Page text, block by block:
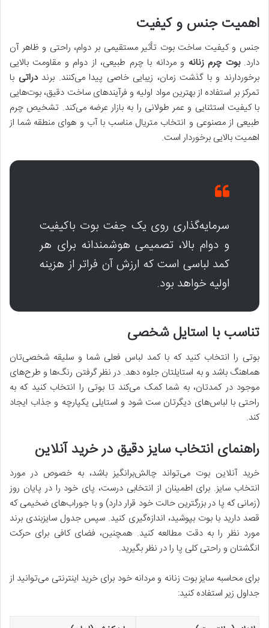
اهمیت جنس و کیفیت
جنس و کیفیت ساخت بوت تأثیر مستقیمی بر دوام، راحتی و ظاهر آن
دارد. بوت چرم زنانه و مردانه با چرم طبیعی، از دوام و مقاومت بالایی
برخوردارند و با گذشت زمان، زیبایی خاصی پیدا می‌کنند. برند دراتی با
تمرکز بر استفاده از بهترین مواد اولیه و فرآیندهای ساخت دقیق، بوت‌هایی
با کیفیت استثنایی و عمر طولانی را به بازار عرضه می‌کند. تشخیص چرم
طبیعی از مصنوعی و انتخاب متریال مناسب با آب و هوای منطقه شما از
اهمیت بالایی برخوردار است.
سرمایه‌گذاری روی یک جفت بوت باکیفیت
و دوام بالا، تصمیمی هوشمندانه برای هر
کمد لباسی است که ارزش آن فراتر از هزینه
اولیه خواهد بود.
تناسب با استایل شخصی
بوتی را انتخاب کنید که با کمد لباس فعلی شما و سلیقه شخصی‌تان
هماهنگ باشد و به استایلتان جلوه دهد. در نظر گرفتن رنگ‌ها و طرح‌های
موجود در کمدتان، به شما کمک می‌کند تا بوتی را انتخاب کنید که به
راحتی با لباس‌های دیگرتان ست شود و استایلی یکپارچه و جذاب ایجاد
کند.
راهنمای انتخاب سایز دقیق در خرید آنلاین
خرید آنلاین بوت می‌تواند چالش‌برانگیز باشد، به خصوص در مورد
انتخاب سایز. برای اطمینان از انتخابی درست، پای خود را در پایان روز
(زمانی که پا در بزرگترین حالت خود قرار دارد) و با جوراب‌های ضخیمی که
قصد دارید با بوت بپوشید، اندازه‌گیری کنید. سپس جدول سایزبندی برند
مورد نظر را به دقت مطالعه کنید. همچنین، فضای کافی برای حرکت
انگشتان و راحتی کلی پا را در نظر بگیرید.
برای محاسبه سایز بوت زنانه و مردانه خود برای خرید اینترنتی می‌توانید از
جداول زیر استفاده کنید: